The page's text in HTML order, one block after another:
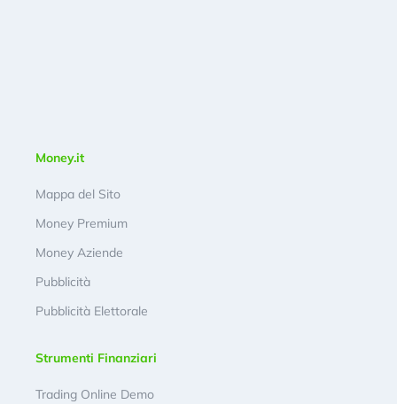
Money.it
Mappa del Sito
Money Premium
Money Aziende
Pubblicità
Pubblicità Elettorale
Strumenti Finanziari
Trading Online Demo